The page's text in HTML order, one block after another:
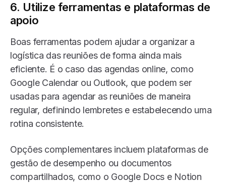
6. Utilize ferramentas e plataformas de
apoio
Boas ferramentas podem ajudar a organizar a
logística das reuniões de forma ainda mais
eficiente. É o caso das agendas online, como
Google Calendar ou Outlook, que podem ser
usadas para agendar as reuniões de maneira
regular, definindo lembretes e estabelecendo uma
rotina consistente.
Opções complementares incluem plataformas de
gestão de desempenho ou documentos
compartilhados, como o Google Docs e Notion